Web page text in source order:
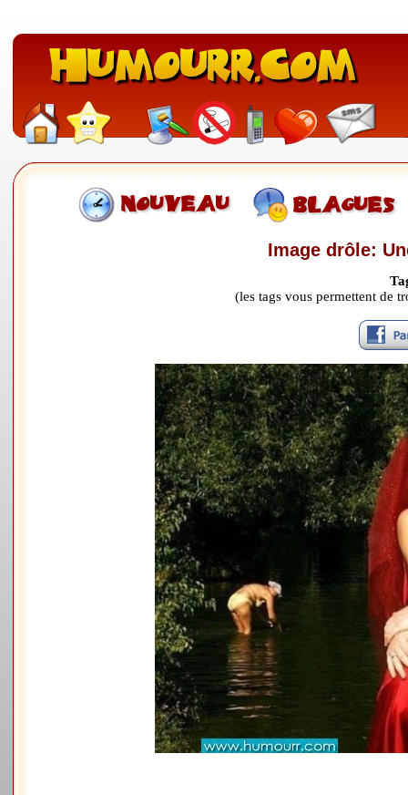
Image drôle:
(les tags vous permettent de